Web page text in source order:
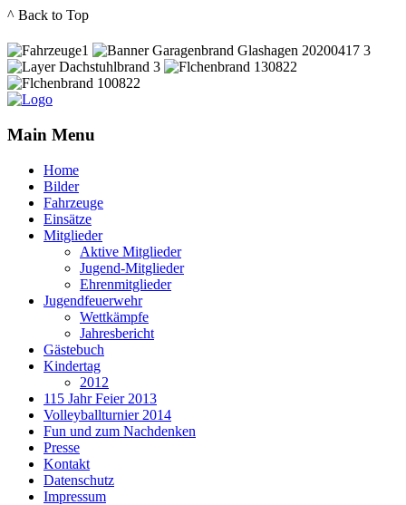
^ Back to Top
Main Menu
Home
Bilder
Fahrzeuge
Einsätze
Mitglieder
Aktive Mitglieder
Jugend-Mitglieder
Ehrenmitglieder
Jugendfeuerwehr
Wettkämpfe
Jahresbericht
Gästebuch
Kindertag
2012
115 Jahr Feier 2013
Volleyballturnier 2014
Fun und zum Nachdenken
Presse
Kontakt
Datenschutz
Impressum